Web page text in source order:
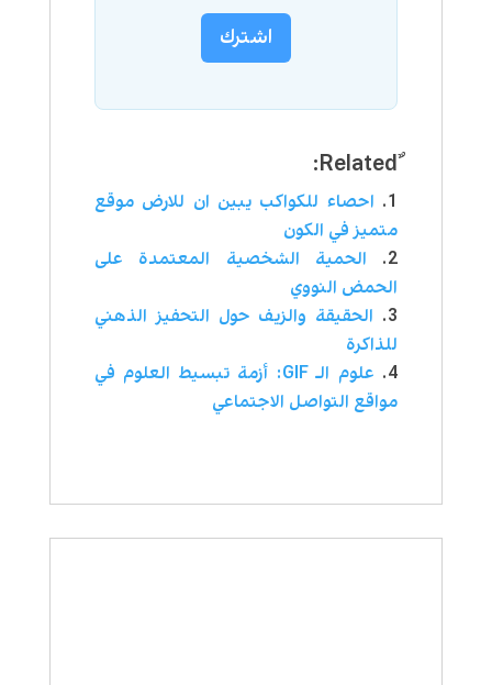
اشترك
ٌRelated:
احصاء للكواكب يبين ان للارض موقع
متميز في الكون
الحمية الشخصية المعتمدة على
الحمض النووي
الحقيقة والزيف حول التحفيز الذهني
للذاكرة
علوم الـ GIF: أزمة تبسيط العلوم في
مواقع التواصل الاجتماعي